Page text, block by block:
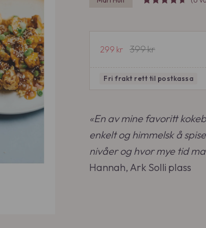
399kr
O
p
n
e
l
299 kr
N
n
d
e
Fri frakt rett til postkassa
«En av mine favoritt
enkelt og himmelsk å
nivåer og hvor mye tid
Hannah, Ark Solli plass